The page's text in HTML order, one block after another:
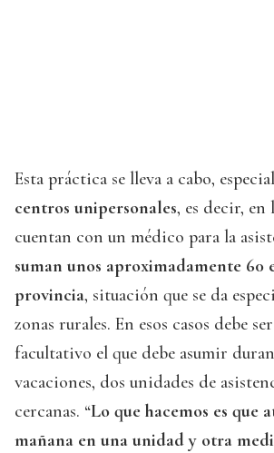
Esta práctica se lleva a cabo,
centros unipersonales, es decir, en
cuentan con un médico para la
suman unos aproximadamente 60
provincia, situación que se da
zonas rurales. En esos casos debe
facultativo el que debe asumir
vacaciones, dos unidades de
cercanas. “Lo que hacemos es que
mañana en una unidad y otra